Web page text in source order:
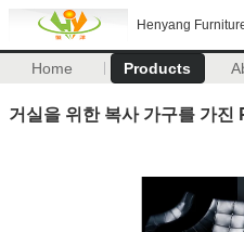
Henyang
Home Products
거실을 위한 복사 가구를 가진